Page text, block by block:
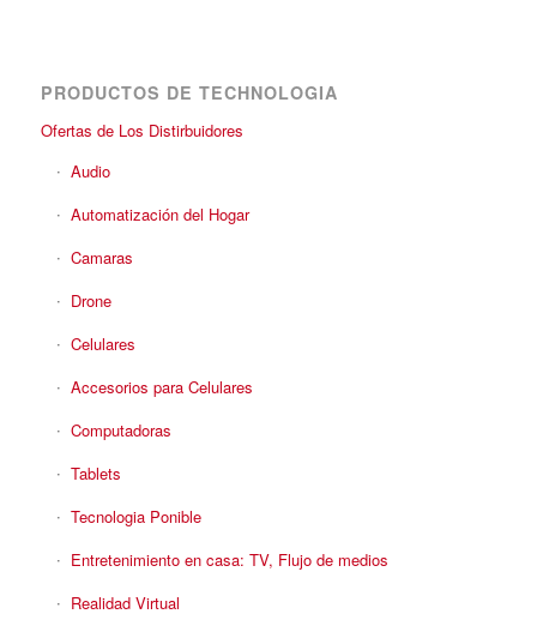
PRODUCTOS DE TECHNOLOGIA
Ofertas de Los Distirbuidores
Audio
Automatización del Hogar
Camaras
Drone
Celulares
Accesorios para Celulares
Computadoras
Tablets
Tecnologia Ponible
Entretenimiento en casa: TV, Flujo de medios
Realidad Virtual